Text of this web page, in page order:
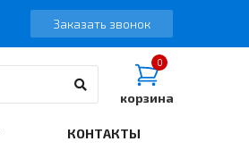
Заказать звонок
0
корзина
КОНТАКТЫ